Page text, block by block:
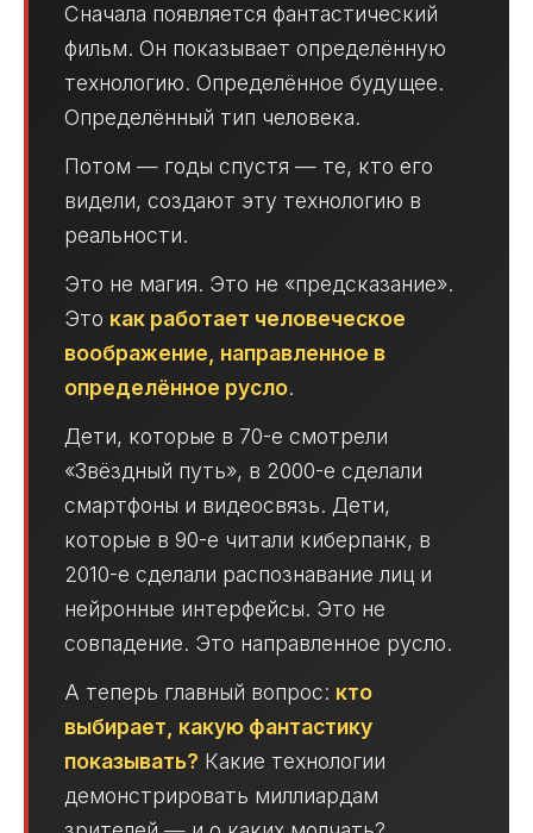
Сначала появляется фантастический
фильм. Он показывает определённую
технологию. Определённое будущее.
Определённый тип человека.
Потом — годы спустя — те, кто его
видели, создают эту технологию в
реальности.
Это не магия. Это не «предсказание».
Это как работает человеческое
воображение, направленное в
определённое русло.
Дети, которые в 70-е смотрели
«Звёздный путь», в 2000-е сделали
смартфоны и видеосвязь. Дети,
которые в 90-е читали киберпанк, в
2010-е сделали распознавание лиц и
нейронные интерфейсы. Это не
совпадение. Это направленное русло.
А теперь главный вопрос: кто
выбирает, какую фантастику
показывать? Какие технологии
демонстрировать миллиардам